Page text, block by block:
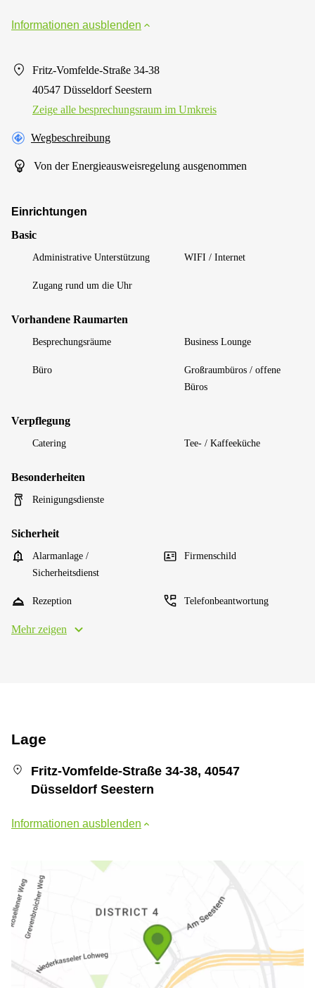
Informationen ausblenden
Fritz-Vomfelde-Straße 34-38
40547 Düsseldorf Seestern
Zeige alle besprechungsraum im Umkreis
Wegbeschreibung
Von der Energieausweisregelung ausgenommen
Einrichtungen
Basic
Administrative Unterstützung WIFI / Internet
Zugang rund um die Uhr
Vorhandene Raumarten
Besprechungsräume Business Lounge
Büro
Großraumbüros / offene
Büros
Verpflegung
Catering Tee- / Kaffeeküche
Besonderheiten
Reinigungsdienste
Sicherheit
Alarmanlage /
Sicherheitsdienst
Firmenschild
Rezeption Telefonbeantwortung
Mehr zeigen
Lage
Fritz-Vomfelde-Straße 34-38, 40547
Düsseldorf Seestern
Informationen ausblenden